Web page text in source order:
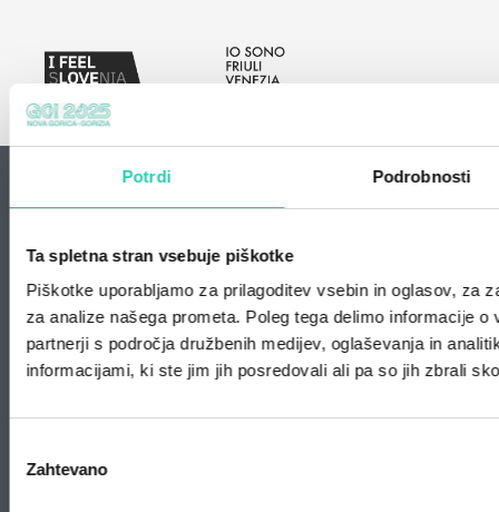
Potrdi Podrobnosti
Ta spletna stran vsebuje piškotke
Piškotke uporabljamo za prilagoditev vsebin in oglasov, za
za analize našega prometa. Poleg tega delimo informacije
partnerji s področja družbenih medijev, oglaševanja in
informacijami, ki ste jim jih posredovali ali pa so jih zbrali
soglasja
Zahtevano
Trg Edvarda Kardelja 1
5000 Nova Gorica
Corso Italia, 55
CF: 91036160314
Infopoint PromoTurismoFVG